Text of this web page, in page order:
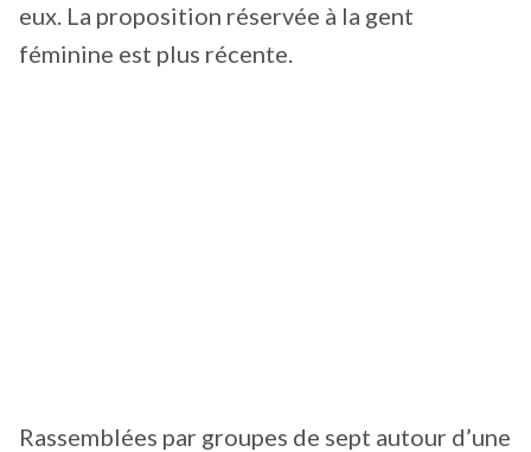
eux. La proposition réservée à la gent
féminine est plus récente.
Rassemblées par groupes de sept autour d’une